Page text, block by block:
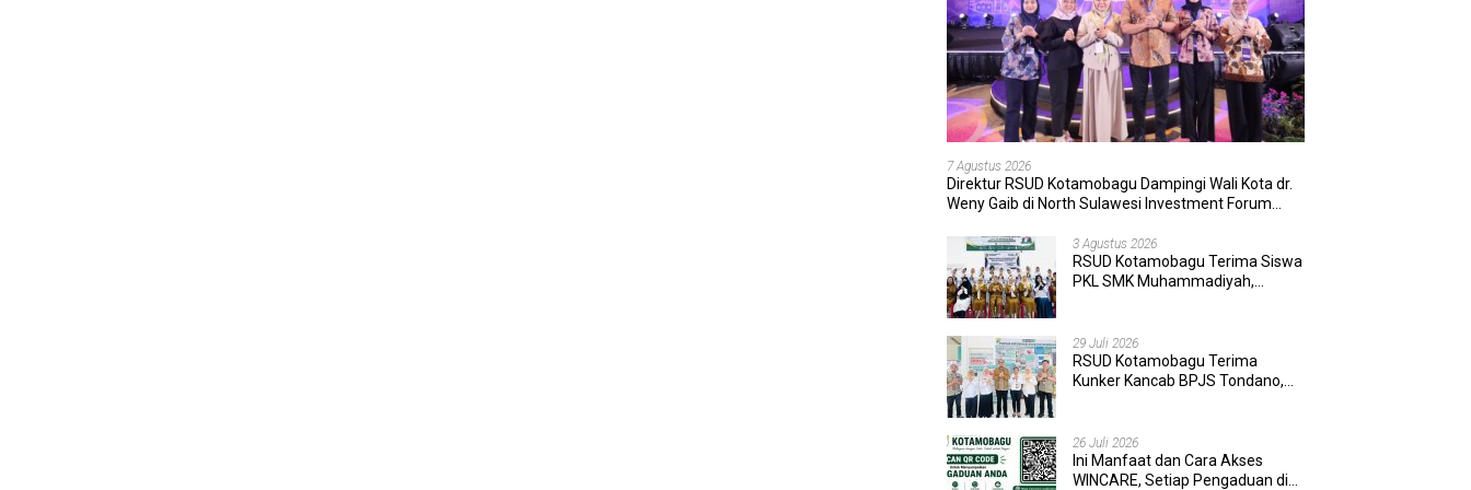
7 Agustus 2026
Direktur RSUD Kotamobagu Dampingi Wali Kota dr.
Weny Gaib di North Sulawesi Investment Forum
3 Agustus 2026
RSUD Kotamobagu Terima Siswa
PKL SMK Muhammadiyah,
29 Juli 2026
RSUD Kotamobagu Terima
Kunker Kancab BPJS Tondano,
26 Juli 2026
Ini Manfaat dan Cara Akses
WINCARE, Setiap Pengaduan di